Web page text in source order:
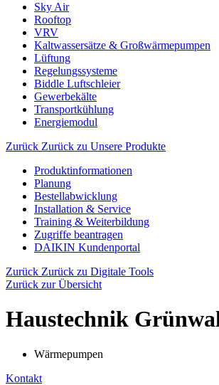
Sky Air
Rooftop
VRV
Kaltwassersätze & Großwärmepumpen
Lüftung
Regelungssysteme
Biddle Luftschleier
Gewerbekälte
Transportkühlung
Energiemodul
Zurück Zurück zu Unsere Produkte
Produktinformationen
Planung
Bestellabwicklung
Installation & Service
Training & Weiterbildung
Zugriffe beantragen
DAIKIN Kundenportal
Zurück Zurück zu Digitale Tools
Zurück zur Übersicht
Haustechnik
Wärmepumpen
Kontakt